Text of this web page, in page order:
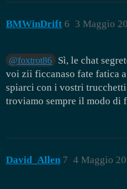
BMWinDrift 3 Maggio
6
@foxtrot86 Sì, le chat
voi zii ficcanaso fate fatica
spiarci con i vostri
troviamo sempre il modo di
David_Allen 4 Maggio
7